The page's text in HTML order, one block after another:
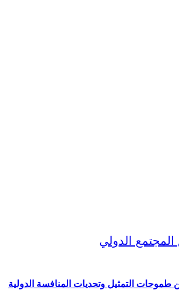
طموحات التمثيل وتحديات المنافسة الدولية